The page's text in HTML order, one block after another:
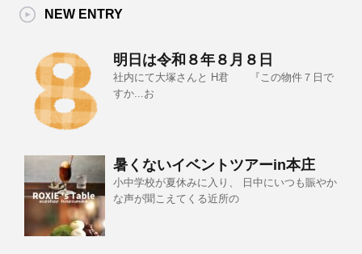
NEW ENTRY
明日は令和８年８月８日
社内にて大塚さんと H君 『この物件７日で
すか...お
暑くないイベントツアーin本庄
小中学校が夏休みに入り、 日中にいつも賑やか
な声が聞こえてくる近所の